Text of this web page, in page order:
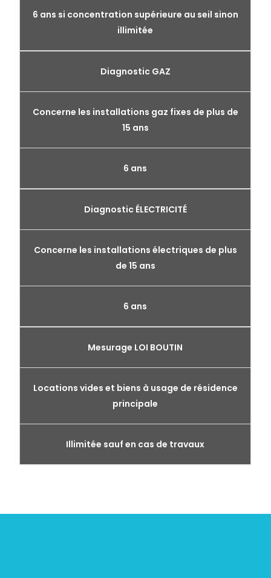
6 ans si concentration supérieure au seil sinon
illimitée
Diagnostic GAZ
Concerne les installations gaz fixes de plus de
15 ans
6 ans
Diagnostic ÉLECTRICITÉ
Concerne les installations électriques de plus
de 15 ans
6 ans
Mesurage LOI BOUTIN
Locations vides et biens à usage de résidence
principale
Illimitée sauf en cas de travaux